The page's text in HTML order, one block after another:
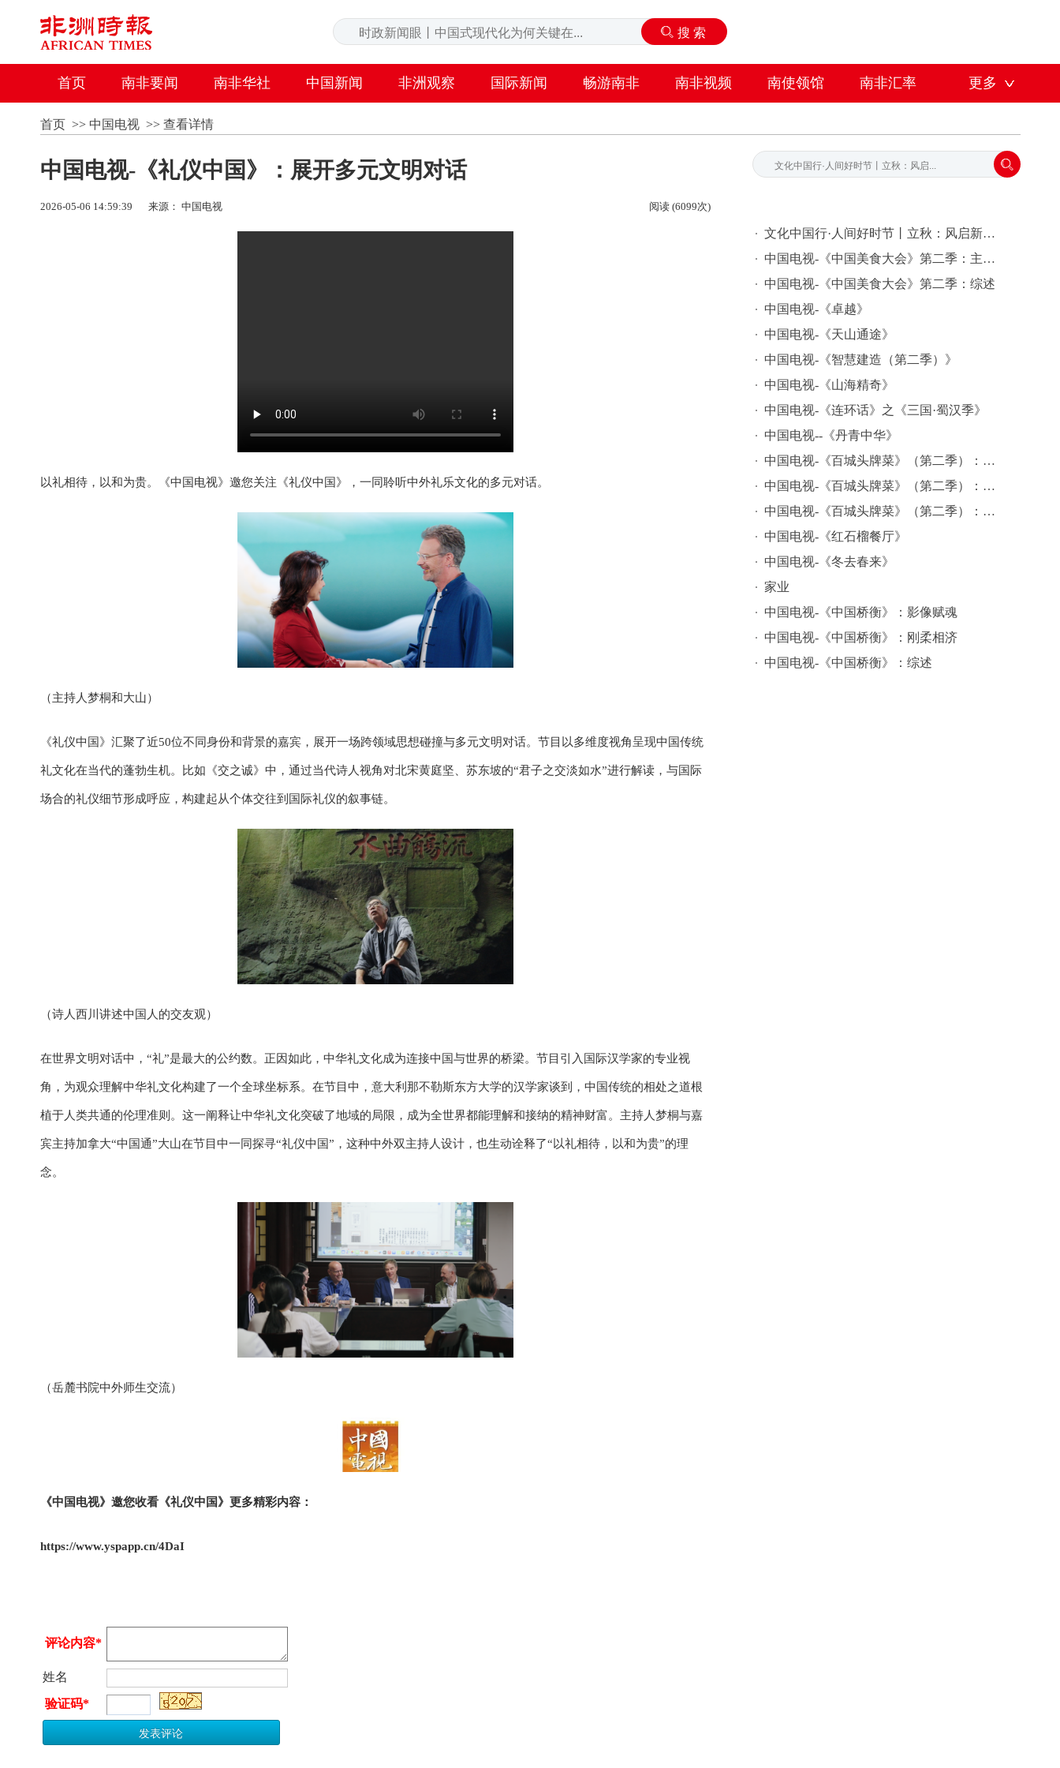
首页 南非要闻 南非华社 中国新闻 非洲观察 国际新闻 畅游南非 南非视频 南使领馆 南非汇率 更多
首页>> 中国电视>> 查看详情
中国电视-《礼仪中国》：展开多元文明对话
2026-05-06 14:59:39 来源： 中国电视 阅读 (6099次)
以礼相待，以和为贵。《中国电视》邀您关注《礼仪中国》，一同聆听中外礼乐文化的多元对话。
（主持人梦桐和大山）
《礼仪中国》汇聚了近50位不同身份和背景的嘉宾，展开一场跨领域思想碰撞与多元文明对话。节目以多维度视角呈现中国传统
礼文化在当代的蓬勃生机。比如《交之诚》中，通过当代诗人视角对北宋黄庭坚、苏东坡的“君子之交淡如水”进行解读，与国际
场合的礼仪细节形成呼应，构建起从个体交往到国际礼仪的叙事链。
（诗人西川讲述中国人的交友观）
在世界文明对话中，“礼”是最大的公约数。正因如此，中华礼文化成为连接中国与世界的桥梁。节目引入国际汉学家的专业视
角，为观众理解中华礼文化构建了一个全球坐标系。在节目中，意大利那不勒斯东方大学的汉学家谈到，中国传统的相处之道根
植于人类共通的伦理准则。这一阐释让中华礼文化突破了地域的局限，成为全世界都能理解和接纳的精神财富。主持人梦桐与嘉
宾主持加拿大“中国通”大山在节目中一同探寻“礼仪中国”，这种中外双主持人设计，也生动诠释了“以礼相待，以和为贵”的理
念。
（岳麓书院中外师生交流）
《中国电视》邀您收看《礼仪中国》更多精彩内容：
https://www.yspapp.cn/4DaI
评论内容*
姓名
验证码*
文化中国行·人间好时节丨立秋：风启新秋 万事丰盈
中国电视-《中国美食大会》第二季：主创感悟
中国电视-《中国美食大会》第二季：综述
中国电视-《卓越》
中国电视-《天山通途》
中国电视-《智慧建造（第二季）》
中国电视-《山海精奇》
中国电视-《连环话》之《三国·蜀汉季》
中国电视--《丹青中华》
中国电视-《百城头牌菜》（第二季）：综述
中国电视-《百城头牌菜》（第二季）：模式创新
中国电视-《百城头牌菜》（第二季）：文化赋能
中国电视-《红石榴餐厅》
中国电视-《冬去春来》
家业
中国电视-《中国桥衡》：影像赋魂
中国电视-《中国桥衡》：刚柔相济
中国电视-《中国桥衡》：综述